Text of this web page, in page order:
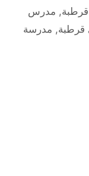
, مدرس
قرطبة, مدرسة